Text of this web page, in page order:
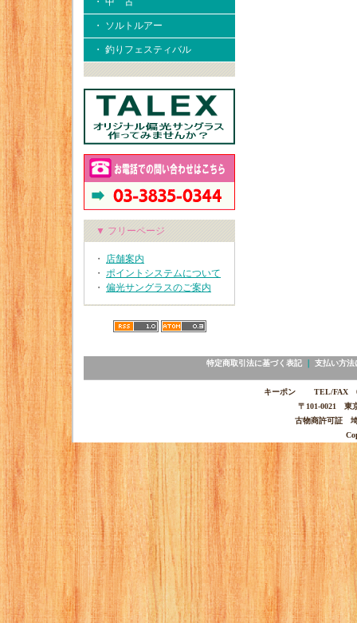
・ ソルトルアー
・ 釣りフェスティバル
▼ フリーページ
・ 店舗案内
・ ポイントシステムについて
・ 偏光サングラスのご案内
特定商取引法に基づく表記｜ 支払い方法
キーポン TEL/FAX
〒101-0021 東
古物商許可証